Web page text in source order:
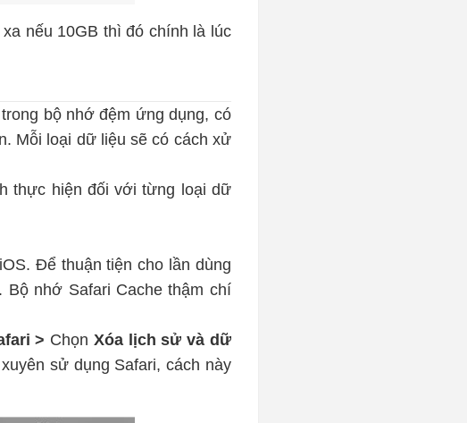
nếu 10GB thì đó chính là lúc
bộ nhớ đệm ứng dụng, có
Mỗi loại dữ liệu sẽ có cách xử
thực hiện đối với từng loại dữ
Để thuận tiện cho lần dùng
nhớ Safari Cache thậm chí
> Chọn Xóa lịch sử và dữ
sử dụng Safari, cách này